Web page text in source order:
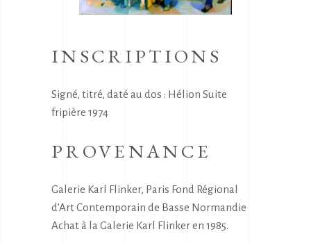
INSCRIPTIONS
Signé, titré, daté au dos : Hélion Suite
fripière 1974
PROVENANCE
Galerie Karl Flinker, Paris Fond Régional
d’Art Contemporain de Basse Normandie
Achat à la Galerie Karl Flinker en 1985.